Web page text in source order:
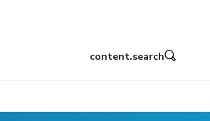
content.search